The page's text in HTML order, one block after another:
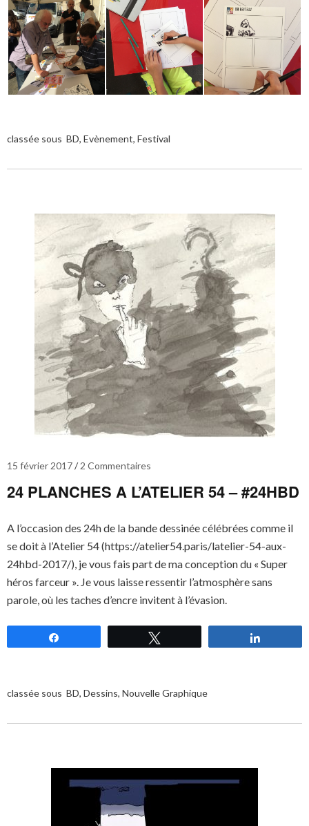
classée sous BD, Evènement, Festival
15 février 2017 2 Commentaires
24 PLANCHES A L’ATELIER 54 – #24HBD
A l’occasion des 24h de la bande dessinée célébrées comme il
se doit à l’Atelier 54 (https://atelier54.paris/latelier-54-aux-
24hbd-2017/), je vous fais part de ma conception du « Super
héros farceur ». Je vous laisse ressentir l’atmosphère sans
parole, où les taches d’encre invitent à l’évasion.
classée sous BD, Dessins, Nouvelle Graphique